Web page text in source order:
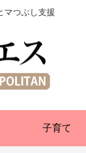
マつぶし支援
子育て